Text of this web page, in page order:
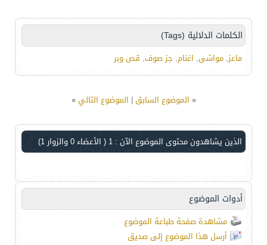
الكلمات الدلالية (Tags)
ماعز, مواشى, اغنام, جز صوف, قص وبر
« الموضوع السابق| الموضوع التالي»
الذين يشاهدون محتوى الموضوع الآن : 1 ( الأعضاء 0 والزوار 1)
أدوات الموضوع
مشاهدة صفحة طباعة الموضوع
أرسل هذا الموضوع إلى صديق